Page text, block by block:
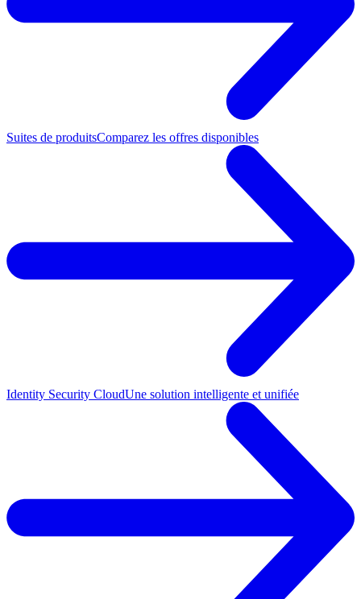
Suites de produitsComparez les offres disponibles
Identity Security CloudUne solution intelligente et unifiée